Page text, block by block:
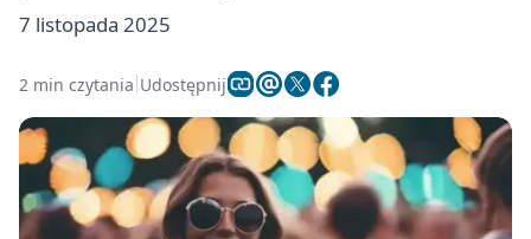
7 listopada 2025
2 min czytania Udostępnij